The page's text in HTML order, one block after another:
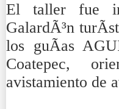
El taller fue
GalardÃ³n
los guÃ­as
Coatepec,
avistamiento de